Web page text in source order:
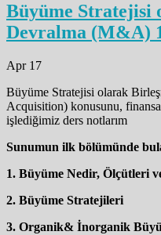
Büyüme Stratejisi
Devralma (M&A)
Apr 17
Büyüme Stratejisi olarak
Acquisition) konusunu,
işlediğimiz ders notlarım
Sunumun ilk bölümünde
1. Büyüme Nedir, Ölçütleri
2. Büyüme Stratejileri
3. Organik& İnorganik